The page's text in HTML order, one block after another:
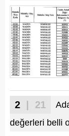
2 | 21
değerleri belli